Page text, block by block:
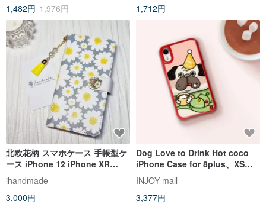
1,482円 1,976円
1,712円
北欧花柄 スマホケース 手帳型ケ
ース iPhone 12 iPhone XR
iPhone 11 Xperia 10 IV Galaxy
S23 Android
ihandmade
3,000円
Dog Love to Drink Hot coco
iPhone Case for 8plus、XS、
XR、max、11 pro、11 max、
SE3
INJOY mall
3,377円